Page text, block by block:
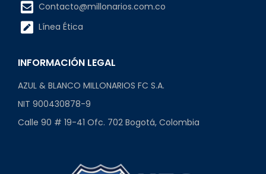
Contacto@millonarios.com.co
Línea Ética
INFORMACIÓN LEGAL
AZUL & BLANCO MILLONARIOS FC S.A.
NIT 900430878-9
Calle 90 # 19-41 Ofc. 702 Bogotá, Colombia